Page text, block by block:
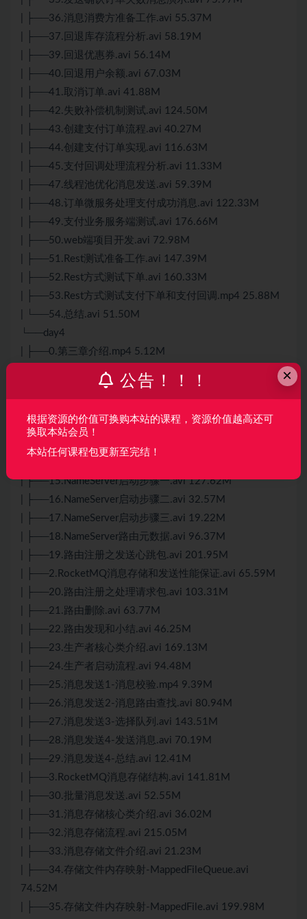
| ├──36.消息消费方准备工作.avi 55.37M
| ├──37.回退库存流程分析.avi 58.19M
| ├──39.回退优惠券.avi 56.14M
| ├──40.回退用户余额.avi 67.03M
| ├──41.取消订单.avi 41.88M
| ├──42.失败补偿机制测试.avi 124.50M
| ├──43.创建支付订单流程.avi 40.27M
| ├──44.创建支付订单实现.avi 116.63M
| ├──45.支付回调处理流程分析.avi 11.33M
| ├──47.线程池优化消息发送.avi 59.39M
| ├──48.订单微服务处理支付成功消息.avi 122.33M
| ├──49.支付业务服务端测试.avi 176.66M
| ├──50.web端项目开发.avi 72.98M
| ├──51.Rest测试准备工作.avi 147.39M
| ├──52.Rest方式测试下单.avi 160.33M
| ├──53.Rest方式测试支付下单和支付回调.mp4 25.88M
| └──54.总结.avi 51.50M
└──day4
| ├──0.第三章介绍.mp4 5.12M
| ├──1.消息存储方式介绍.avi 57.85M
| ├──10.死信队列介绍.avi 38.14M
| ├──12.源码结构介绍和导入.avi 104.24M
| ├──15.NameServer启动步骤一.avi 127.62M
| ├──16.NameServer启动步骤二.avi 32.57M
| ├──17.NameServer启动步骤三.avi 19.22M
| ├──18.NameServer路由元数据.avi 96.37M
| ├──19.路由注册之发送心跳包.avi 201.95M
| ├──2.RocketMQ消息存储和发送性能保证.avi 65.59M
| ├──20.路由注册之处理请求包.avi 103.31M
| ├──21.路由删除.avi 63.77M
| ├──22.路由发现和小结.avi 46.25M
| ├──23.生产者核心类介绍.avi 169.13M
| ├──24.生产者启动流程.avi 94.48M
| ├──25.消息发送1-消息校验.mp4 9.39M
| ├──26.消息发送2-消息路由查找.avi 80.94M
| ├──27.消息发送3-选择队列.avi 143.51M
| ├──28.消息发送4-发送消息.avi 70.19M
| ├──29.消息发送4-总结.avi 12.41M
| ├──3.RocketMQ消息存储结构.avi 141.81M
| ├──30.批量消息发送.avi 52.55M
| ├──31.消息存储核心类介绍.avi 36.02M
| ├──32.消息存储流程.avi 215.05M
| ├──33.消息存储文件介绍.avi 21.23M
| ├──34.存储文件内存映射-MappedFileQueue.avi
74.52M
| ├──35.存储文件内存映射-MappedFile.avi 199.98M
×
公告！！！
根据资源的价值可换购本站的课程，资源价值越高还可
换取本站会员！
本站任何课程包更新至完结！